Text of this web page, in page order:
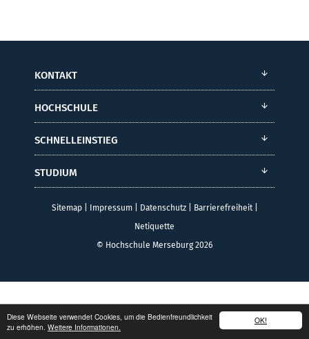
OK!
Diese Webseite verwendet Cookies, um die Bedienfreundlichkeit
zu erhöhen. Weitere Informationen.
KONTAKT
HOCHSCHULE
SCHNELLEINSTIEG
STUDIUM
Sitemap| Impressum| Datenschutz| Barrierefreiheit|
Netiquette
© Hochschule Merseburg 2026